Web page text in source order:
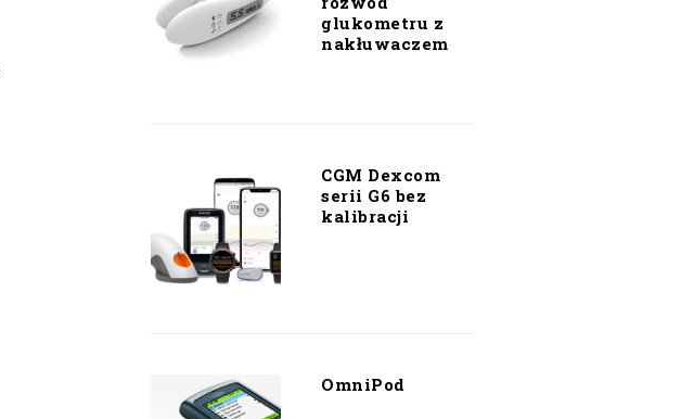
glukometru z
nakłuwaczem
CGM Dexcom
serii G6 bez
kalibracji
OmniPod